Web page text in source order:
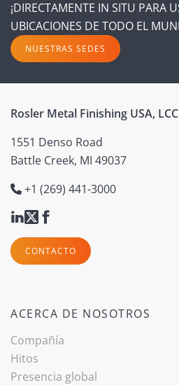
¡DIRECTAMENTE IN SITU PARA
UBICACIONES DE TODO EL
NUESTRAS SEDES
Rosler Metal Finishing USA, LCC
1551 Denso Road
Battle Creek, MI 49037
+1 (269) 441-3000
CONTACTO
ACERCA DE NOSOTROS
Compañía
Hitos
Presencia global